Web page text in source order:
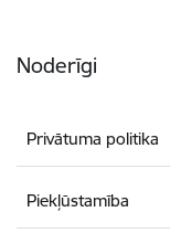
Noderīgi
Privātuma politika
Piekļūstamība